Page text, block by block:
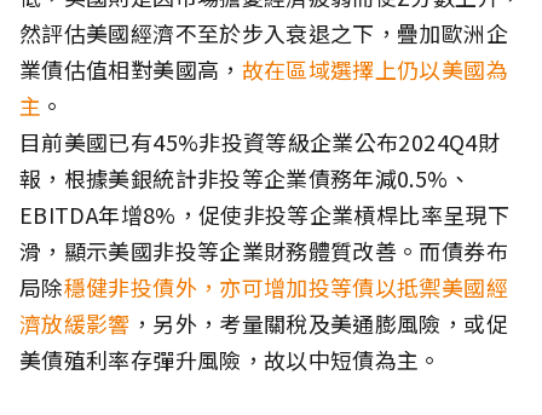
然評估美國經濟不至於步入衰退之下，疊加歐洲企
業債估值相對美國高， 故在區域選擇上仍以美國為
主 。
目前美國已有45%非投資等級企業公布2024Q4財
報，根據美銀統計非投等企業債務年減0.5%、
EBITDA年增8%，促使非投等企業槓桿比率呈現下
滑，顯示美國非投等企業財務體質改善。而債券布
局除穩健非投債外，亦可增加投等債以抵禦美國經
濟放緩影響 ，另外，考量關稅及美通膨風險，或促
美債殖利率存彈升風險，故以中短債為主。